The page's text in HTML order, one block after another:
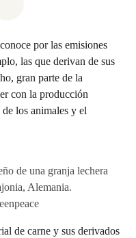
por las emisiones
las que derivan de sus
gran parte de la
con la producción
los animales y el
de una granja lechera
Alemania.
de carne y sus derivados